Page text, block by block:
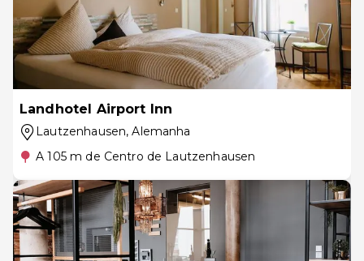
Landhotel Airport Inn
Lautzenhausen, Alemanha
A 105 m de Centro de Lautzenhausen